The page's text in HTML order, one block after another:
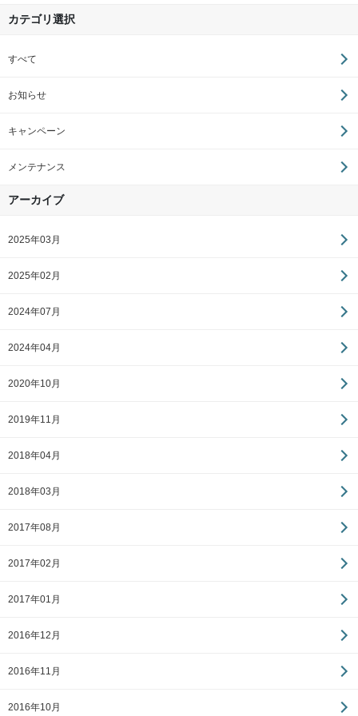
カテゴリ選択
すべて
お知らせ
キャンペーン
メンテナンス
アーカイブ
2025年03月
2025年02月
2024年07月
2024年04月
2020年10月
2019年11月
2018年04月
2018年03月
2017年08月
2017年02月
2017年01月
2016年12月
2016年11月
2016年10月